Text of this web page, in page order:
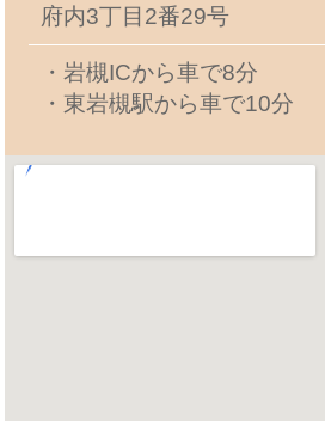
府内3丁目2番29号
・岩槻ICから車で8分
・東岩槻駅から車で10分